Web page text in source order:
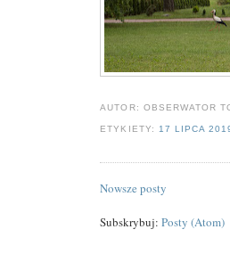
AUTOR: OBSERWATOR
ETYKIETY: 17 LIPCA
Nowsze posty
Subskrybuj:Posty (Atom)